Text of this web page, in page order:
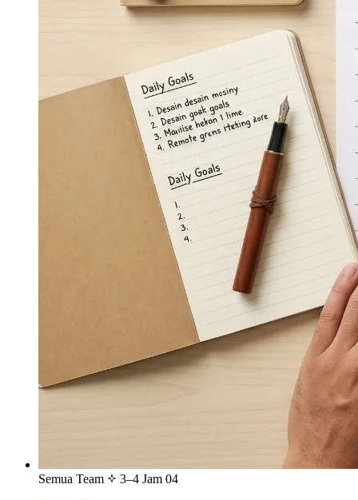
Semua Team 3–4 Jam 04